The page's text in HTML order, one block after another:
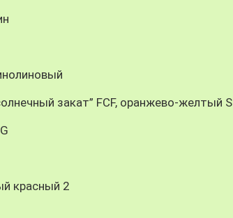
закат” FCF, оранжево-желтый S
красный 2